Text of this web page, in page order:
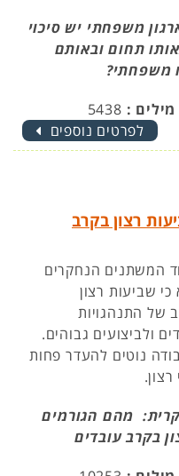
משפחתי יש סיכוי
תחום ובאותם
משפחתי?
:
5438
לפרטים נוספים
רצון בקרב
המשתנים הנחקרים
שביעות רצון
של התנהגויות
ולביצועים גבוהים.
נוטים להעדר פחות
מהם הגורמים
בקרב עובדים